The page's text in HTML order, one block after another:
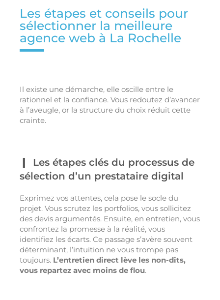
Les étapes et conseils pour
sélectionner la meilleure
agence web à La Rochelle
Il existe une démarche, elle oscille entre le
rationnel et la confiance. Vous redoutez d’avancer
à l’aveugle, or la structure du choix réduit cette
crainte.
Les étapes clés du processus de
sélection d’un prestataire digital
Exprimez vos attentes, cela pose le socle du
projet. Vous scrutez les portfolios, vous sollicitez
des devis argumentés. Ensuite, en entretien, vous
confrontez la promesse à la réalité, vous
identifiez les écarts. Ce passage s’avère souvent
déterminant, l’intuition ne vous trompe pas
toujours. L’entretien direct lève les non-dits,
vous repartez avec moins de flou.